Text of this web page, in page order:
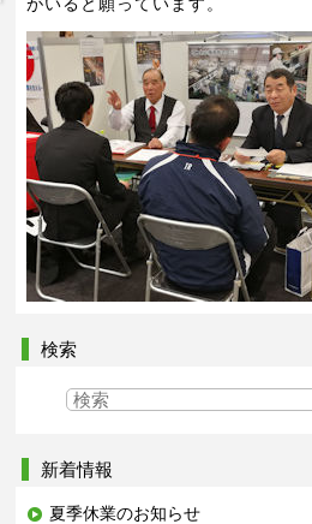
がいると願っています。
検索
新着情報
夏季休業のお知らせ